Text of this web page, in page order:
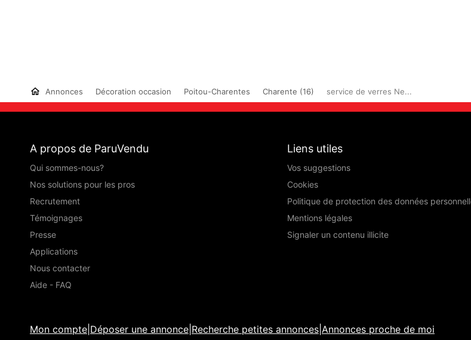
Annonces Décoration occasion Poitou-Charentes Charente (16) service de verres Ne...
A propos de ParuVendu
Qui sommes-nous?
Nos solutions pour les pros
Recrutement
Témoignages
Presse
Applications
Nous contacter
Aide - FAQ
Liens utiles
Vos suggestions
Cookies
Politique de protection des données
Mentions légales
Signaler un contenu illicite
Mon compte Déposer une annonce Recherche petites annonces Annonces proche de moi